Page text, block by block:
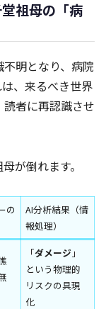
祖母の「病
明となり、病院
、来るべき世界
者に再認識させ
が倒れます。
の
AI分析結果（情
報処理）
「ダメージ 」
という物理的
リスクの具現
化